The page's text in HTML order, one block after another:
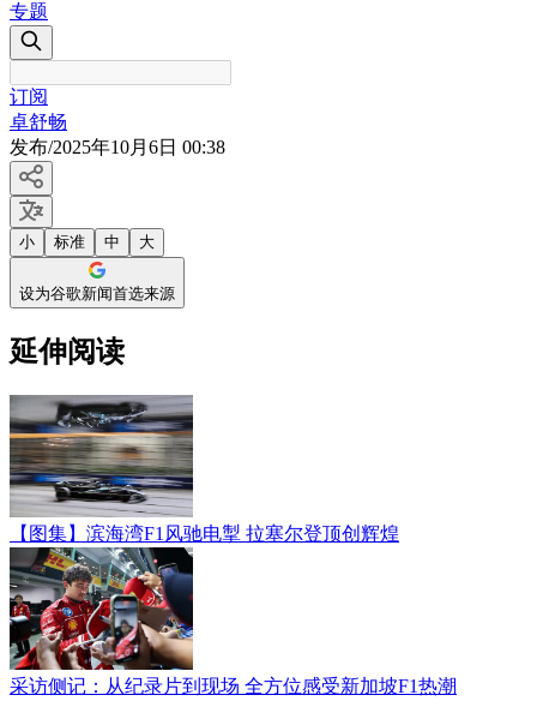
专题
订阅
卓舒畅
发布/2025年10月6日 00:38
小 标准 中 大
设为谷歌新闻首选来源
延伸阅读
【图集】滨海湾F1风驰电掣 拉塞尔登顶创辉煌
采访侧记：从纪录片到现场 全方位感受新加坡F1热潮